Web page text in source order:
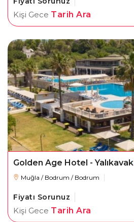
Kişi Gece Tarih Ara
Golden Age Hotel - Yalıkavak
Muğla / Bodrum / Bodrum
Fiyatı Sorunuz
Kişi Gece Tarih Ara